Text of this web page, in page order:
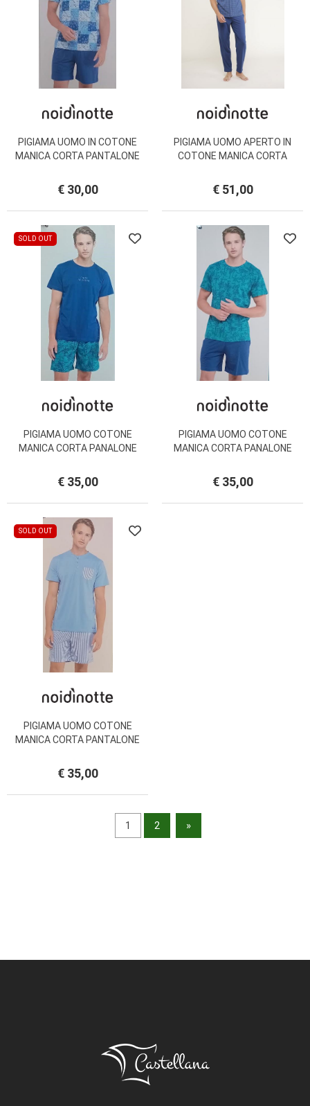
PIGIAMA UOMO IN COTONE
MANICA CORTA PANTALONE
NOITTE
€ 30,00
PIGIAMA UOMO APERTO IN
COTONE MANICA CORTA
DI NOTTE
€ 51,00
SOLD OUT
PIGIAMA UOMO COTONE
MANICA CORTA PANALONE
FC2865AB
€ 35,00
PIGIAMA UOMO COTONE
MANICA CORTA PANALONE
FC2865AB
€ 35,00
SOLD OUT
PIGIAMA UOMO COTONE
MANICA CORTA PANTALONE
€ 35,00
1 2 »